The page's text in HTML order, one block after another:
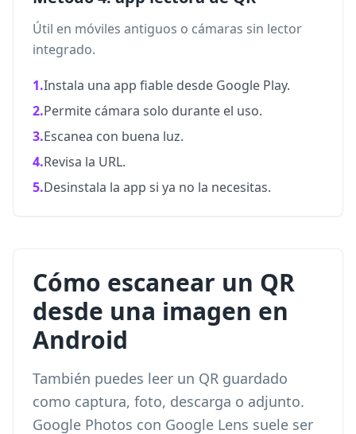
Útil en móviles antiguos o cámaras sin lector
integrado.
1.Instala una app fiable desde Google Play.
2.Permite cámara solo durante el uso.
3.Escanea con buena luz.
4.Revisa la URL.
5.Desinstala la app si ya no la necesitas.
Cómo escanear un QR
desde una imagen en
Android
También puedes leer un QR guardado
como captura, foto, descarga o adjunto.
Google Photos con Google Lens suele ser